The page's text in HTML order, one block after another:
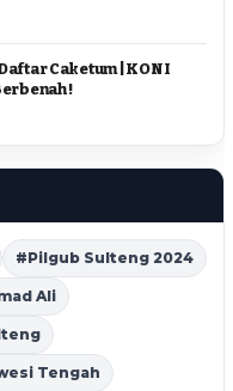
Caketum | KONI
!
#Pilgub Sulteng 2024
Ali
Tengah